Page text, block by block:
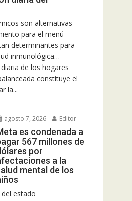
son alternativas
para el menú
determinantes para
inmunológica…
diaria de los hogares
constituye el
la...
agosto 7, 2026 Editor
es condenada a
567 millones de
por
a la
mental de los
del estado